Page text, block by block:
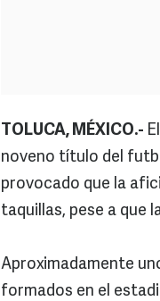
TOLUCA, MÉXICO.-
noveno título del
provocado que la
taquillas, pese a que
Aproximadamente
formados en el